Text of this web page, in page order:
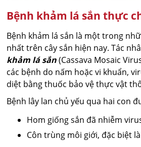
Bệnh khảm lá sắn thực
Bệnh khảm lá sắn là một trong
nhất trên cây sắn hiện nay. Tác
khảm lá sắn(Cassava Mosaic
các bệnh do nấm hoặc vi khuẩn,
diệt bằng thuốc bảo vệ thực vật
Bệnh lây lan chủ yếu qua hai con
Hom giống sắn đã nhiễm
Côn trùng môi giới, đặc biệt là